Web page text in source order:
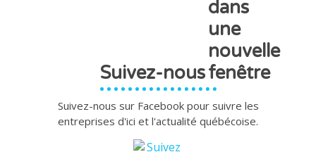
Suivez-nous
Suivez-nous sur Facebook pour suivre les
entreprises d'ici et l'actualité québécoise.